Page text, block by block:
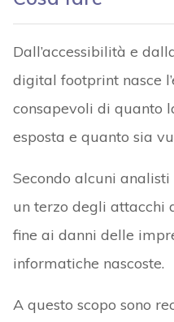
Dall’accessibilità e
digital footprint nasce
consapevoli di quanto
esposta e quanto sia
Secondo alcuni
un terzo degli attacchi
fine ai danni delle
informatiche nascoste.
A questo scopo sono